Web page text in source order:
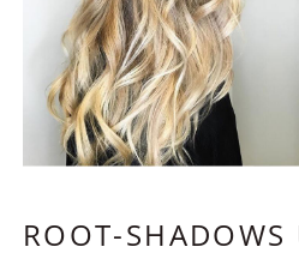
ROOT-SHADOWS